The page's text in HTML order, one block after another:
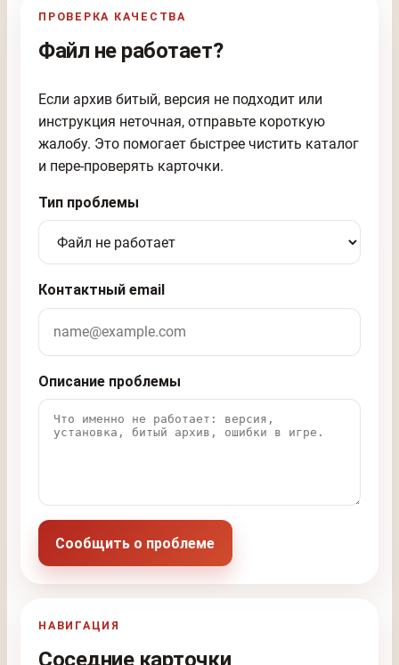
ПРОВЕРКА КАЧЕСТВА
Файл не работает?
Если архив битый, версия не подходит или
инструкция неточная, отправьте короткую
жалобу. Это помогает быстрее чистить каталог
и пере-проверять карточки.
Тип проблемы
Контактный email
Описание проблемы
Сообщить о проблеме
НАВИГАЦИЯ
Соседние карточки